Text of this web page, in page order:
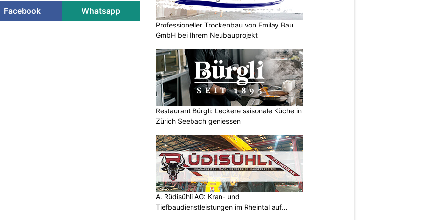
Facebook
Whatsapp
Professioneller Trockenbau von Emilay Bau
GmbH bei Ihrem Neubauprojekt
Restaurant Bürgli: Leckere saisonale Küche in
Zürich Seebach geniessen
A. Rüdisühli AG: Kran- und
Tiefbaudienstleistungen im Rheintal auf